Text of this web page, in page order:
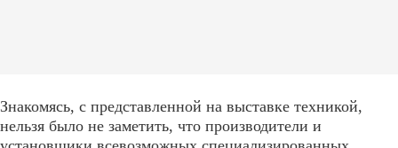
Знакомясь, с представленной на выставке техникой,
нельзя было не заметить, что производители и